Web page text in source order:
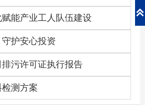
能产业工人队伍建设
护安心投资
排污许可证执行报告
测方案
